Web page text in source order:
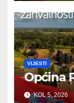
VIJESTI
Općina
KOL 5, 2026